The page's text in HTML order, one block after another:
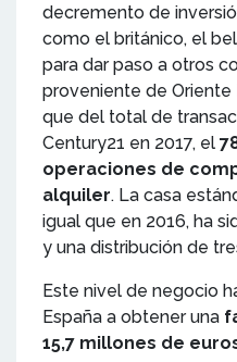
decremento de
como el británico, el
para dar paso a otros
proveniente de Oriente
que del total de
Century21 en 2017, el
operaciones de
alquiler. La casa
igual que en 2016, ha
y una distribución de
Este nivel de negocio
España a obtener una
15,7 millones de